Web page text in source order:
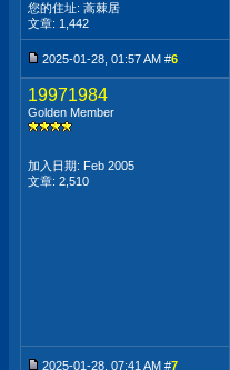
您的住址: 蒿棘居
文章: 1,442
2025-01-28, 01:57 AM #6
19971984
Golden Member
加入日期: Feb 2005
文章: 2,510
2025-01-28, 07:41 AM #7